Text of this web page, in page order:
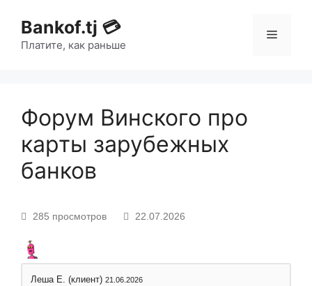
Bankof.tj 💳
Платите, как раньше
Форум Винского про
карты зарубежных
банков
285 просмотров 22.07.2026
Леша Е. (клиент) 21.06.2026